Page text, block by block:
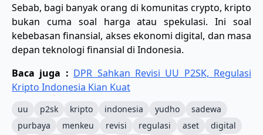
Sebab, bagi banyak orang di komunitas crypto, kripto
bukan cuma soal harga atau spekulasi. Ini soal
kebebasan finansial, akses ekonomi digital, dan masa
depan teknologi finansial di Indonesia.
Baca juga : DPR Sahkan Revisi UU P2SK, Regulasi
Kripto Indonesia Kian Kuat
uu p2sk kripto indonesia yudho
sadewa
purbaya
menkeu revisi regulasi aset
digital